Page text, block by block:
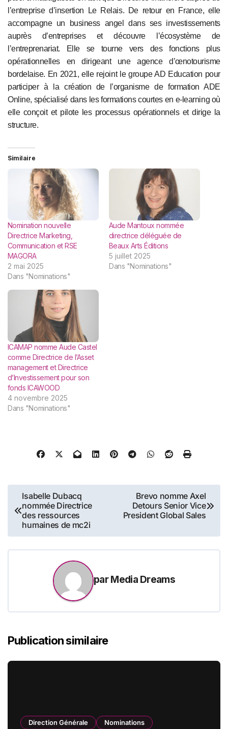
l’entreprise d’insertion Le Relais. De retour en France, elle
accompagne un business angel dans ses investissements
auprès d’entreprises et découvre l’écosystème de
l’entreprenariat. Elle se tourne vers des fonctions plus
opérationnelles en dirigeant une agence d’œnotourisme
bordelaise. En 2021, elle rejoint le groupe AD Education pour
participer à la création de l’organisme de formation ADE
Online, spécialisé dans les formations courtes en e-learning où
elle conçoit et pilote les processus opérationnels et dirige la
structure.
Similaire
Nomination nouvelle
Directrice Marketing,
Communication et RSE
MAGORA
2 mai 2025
Dans "Nominations"
Aude Mantoux nommée
directrice déléguée de
Beaux Arts Éditions
5 juillet 2025
Dans "Nominations"
ICAMAP nomme Aude Castel
comme Directrice de l’Asset
management et Directrice
d’Investissement pour son
fonds ICAWOOD
4 novembre 2025
Dans "Nominations"
Navigation
de
l’article
Isabelle Dubacq
nommée Directrice
des ressources
humaines de mc2i
Brevo nomme Axel
Detours Senior Vice
President Global Sales
parMedia Dreams
Publication similaire
Direction Générale Nominations